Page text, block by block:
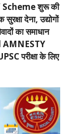
Scheme शुरू की
देना, उद्योगों
का समाधान
AMNESTY
परीक्षा के लिए